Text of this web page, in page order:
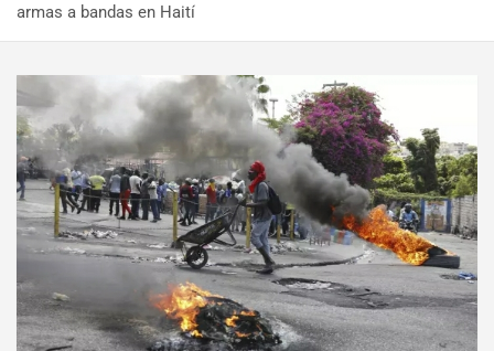
armas a bandas en Haití